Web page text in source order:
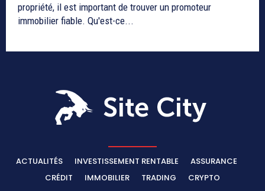
propriété, il est important de trouver un promoteur
immobilier fiable. Qu'est-ce...
ACTUALITÉS INVESTISSEMENT RENTABLE
ASSURANCE
CRÉDIT
IMMOBILIER TRADING CRYPTO